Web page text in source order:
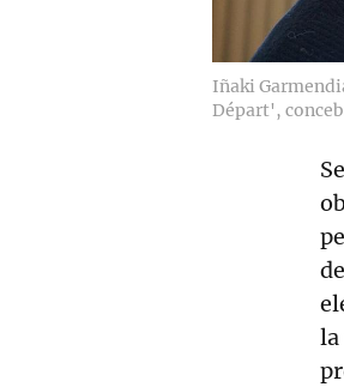
Iñaki
Départ',
la